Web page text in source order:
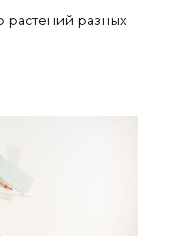
растений разных